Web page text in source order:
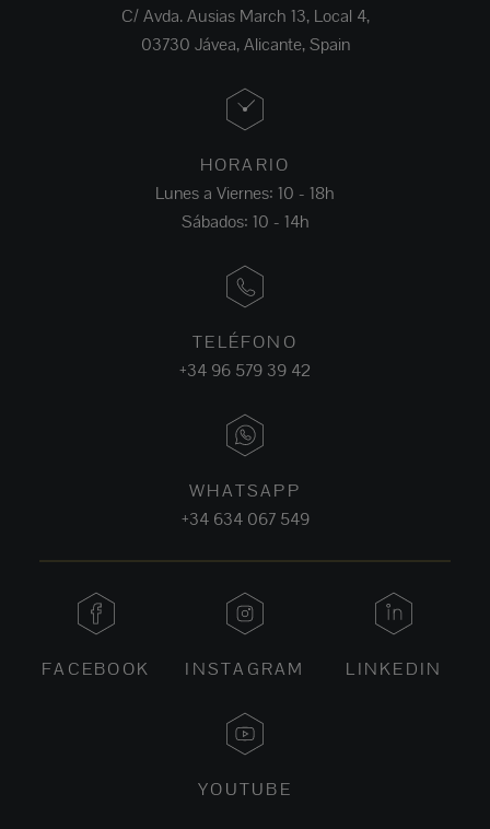
C/ Avda. Ausias March 13, Local 4,
03730 Jávea, Alicante, Spain
HORARIO
Lunes a Viernes: 10 - 18h
Sábados: 10 - 14h
TELÉFONO
+34 96 579 39 42
WHATSAPP
+34 634 067 549
FACEBOOK INSTAGRAM LINKEDIN
YOUTUBE